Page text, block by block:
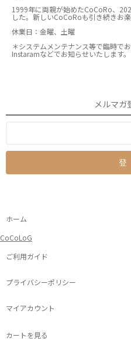
1999年に両親が始めたCoCoRo、
した。新しいCoCoRoも引き続きお楽
休業日：金曜、土曜
＊システムメンテナンス等で臨時で
Instaramなどでお知らせいたします。
メルマガ
ホーム
CoCoLoG
ご利用ガイド
プライバシーポリシー
マイアカウント
カートを見る